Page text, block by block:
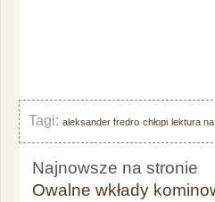
Tagi: aleksander fredro chłopi lektura
Najnowsze na stronie
Owalne wkłady